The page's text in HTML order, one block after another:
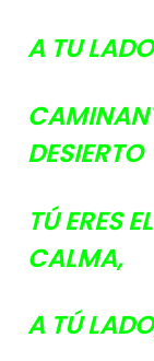
A TU
DESIERTO
TÚ ERES
CALMA,
A TÚ